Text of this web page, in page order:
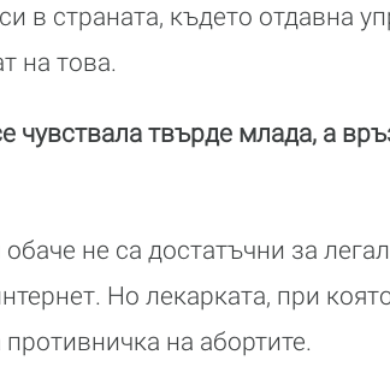
в страната, където отдавна
на това.
чувствала твърде млада, а
не са достатъчни за
Но лекарката, при
на абортите.